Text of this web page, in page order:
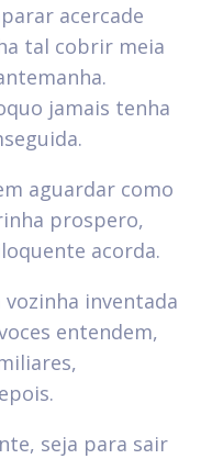
acercade
tal cobrir meia
jamais tenha
aguardar como
prospero,
acorda.
vozinha inventada
entendem,
seja para sair